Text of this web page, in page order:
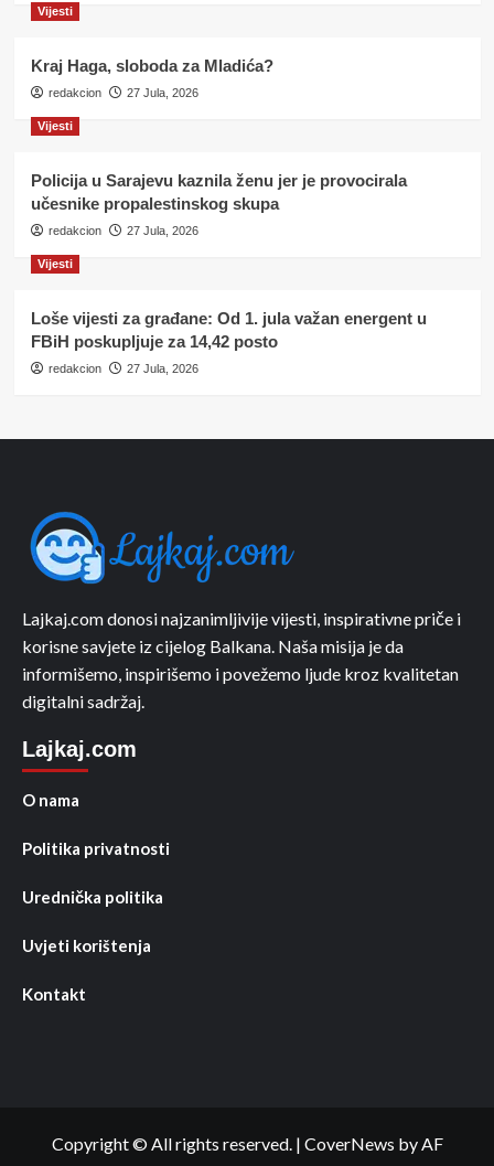
Vijesti
Kraj Haga, sloboda za Mladića?
redakcion 27 Jula, 2026
Vijesti
Policija u Sarajevu kaznila ženu jer je provocirala
učesnike propalestinskog skupa
redakcion 27 Jula, 2026
Vijesti
Loše vijesti za građane: Od 1. jula važan energent u
FBiH poskupljuje za 14,42 posto
redakcion 27 Jula, 2026
Lajkaj.com donosi najzanimljivije vijesti, inspirativne priče i
korisne savjete iz cijelog Balkana. Naša misija je da
informišemo, inspirišemo i povežemo ljude kroz kvalitetan
digitalni sadržaj.
Lajkaj.com
O nama
Politika privatnosti
Urednička politika
Uvjeti korištenja
Kontakt
Copyright © All rights reserved. | CoverNews by AF